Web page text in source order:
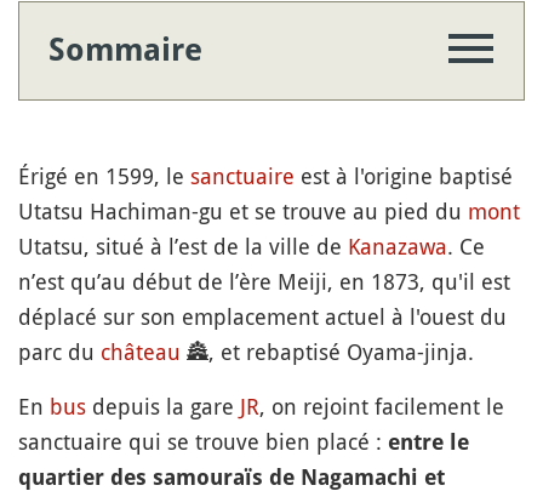
Sommaire
Érigé en 1599, le sanctuaire est à l'origine baptisé
Utatsu Hachiman-gu et se trouve au pied du mont
Utatsu, situé à l’est de la ville de Kanazawa. Ce
n’est qu’au début de l’ère Meiji, en 1873, qu'il est
déplacé sur son emplacement actuel à l'ouest du
parc du château 🏯, et rebaptisé Oyama-jinja.
En bus depuis la gare JR, on rejoint facilement le
sanctuaire qui se trouve bien placé : entre le
quartier des samouraïs de Nagamachi et